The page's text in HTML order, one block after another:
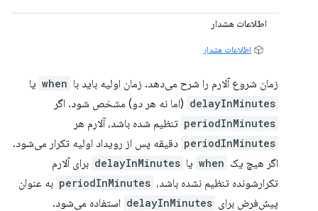
اطلاعات هشدار
اطلاعات هشدار
زمان شروع آلارم را شرح می‌دهد. زمان اولیه باید با when یا
delayInMinutes (اما نه هر دو) مشخص شود. اگر
periodInMinutes تنظیم شده باشد، آلارم هر
periodInMinutes دقیقه پس از رویداد اولیه تکرار می‌شود.
اگر هیچ یک when یا delayInMinutes برای آلارم
تکرارشونده تنظیم نشده باشد، periodInMinutes به عنوان
پیش‌فرض برای delayInMinutes استفاده می‌شود.